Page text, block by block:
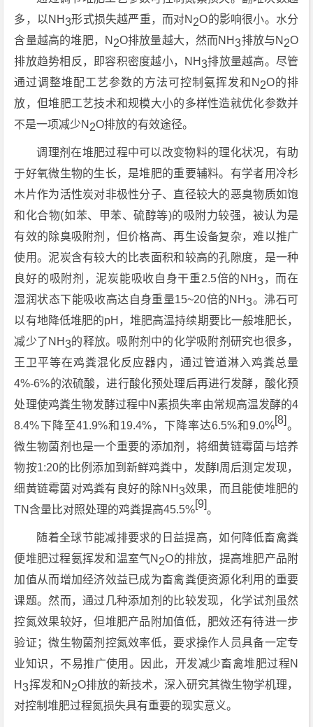
多，以NH3形式损失越严重，而对N 2O的影响很小。水分
含量越高的堆肥，N 2O排放量越大，然而NH 3排放与N 2O
排放趋势相反，即容积密度越小，NH3排放量越高。尽管
通过调整堆配工艺参数的方法可控制氨挥发和N 2O的排
放，但堆肥工艺技术和规模大小的多样性造就优化参数并
不是一项减少N 2O排放的有效途径。
调理剂在堆肥过程中可以改变物料的理化状况，有助
于好氧微生物的生长，是堆肥的重要辅料。有学者用冷杉
木片作为活性炭对非极性分子、直径较大的恶臭物质如饱
和化合物(如苯、甲苯、硫醇等)的吸附力较强，被认为是
有效的除臭吸附剂，但价格高、再生设备复杂，难以推广
使用。泥炭含有较大的比表面积和较高的孔隙度，是一种
良好的吸附剂，泥炭能吸收自身干重2.5倍的NH3，而在
湿润状态下能吸收高达自身重量15~20倍的NH 3。沸石可
以有地降低堆肥的pH，堆肥高温持续期要比一般堆肥长，
减少了NH3的释放。吸附剂中的化学吸附剂研究也很多，
王卫平等在鸡粪混化反应器内，通过管道淋入鸡粪总量
4%-6%的浓硫酸，进行酸化预处理后再进行发酵，酸化预
处理使鸡粪生物发酵过程中N素损失率由常规高温发酵的4
8.4%下降至41.9%和19.4%，下降率达6.5%和9.0%[8]。
微生物菌剂也是一个重要的添加剂，将细黄链霉菌与培养
物按1:20的比例添加到新鲜鸡粪中，发酵l周后测定发现，
细黄链霉菌对鸡粪有良好的除NH3效果，而且能使堆肥的
TN含量比对照处理的鸡粪提高45.5%[9]。
随着全球节能减排要求的日益提高，如何降低畜禽粪
便堆肥过程氨挥发和温室气N 2O的排放，提高堆肥产品附
加值从而增加经济效益已成为畜禽粪便资源化利用的重要
课题。然而，通过几种添加剂的比较发现，化学试剂虽然
控氮效果较好，但堆肥产品附加值低，肥效还有待进一步
验证；微生物菌剂控氮效率低，要求操作人员具备一定专
业知识，不易推广使用。因此，开发减少畜禽堆肥过程N
H 3挥发和N 2O排放的新技术，深入研究其微生物学机理，
对控制堆肥过程氮损失具有重要的现实意义。